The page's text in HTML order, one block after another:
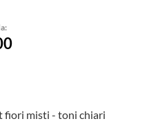
fiori misti - toni chiari